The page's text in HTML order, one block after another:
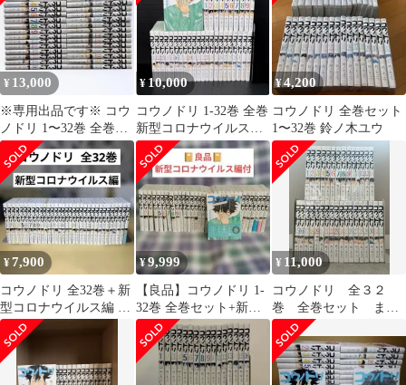
¥ 13,000
※専用出品です※ コウ
ノドリ 1〜32巻 全巻完
結 ＋ 新型コロナウイル
ス編
¥ 10,000
コウノドリ 1-32巻 全巻
新型コロナウイルス編
全33冊
¥4,200
コウノドリ 全巻セット
1〜32巻 鈴ノ木ユウ
¥7,900
コウノドリ 全32巻＋新
型コロナウイルス編 鈴
ノ木ユウ／モーニング
KC 講談社
¥9,999
【良品】コウノドリ 1-
32巻 全巻セット+新型
コロナウイルス編1冊/
鈴ノ木ユウ
¥ 11,000
コウノドリ 全３２
巻 全巻セット まと
め売り